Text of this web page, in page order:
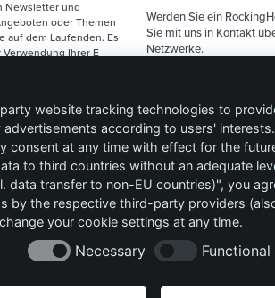
Newsletter und
oder Themen
auf dem Laufenden. Es
Ihrer E-
1-2 Newsletter im
E-Mail-Adresse wird
Werden Sie ein
Sie mit uns in Kontakt
Netzwerke.
widerrufen Vertrag kündigen DSA-
website tracking technologies to
according to users'
consent at any time with effect for the
to third countries without an adequate
data transfer to non-EU countries)", you
by the respective third-party providers
your cookie settings at any time.
Necessary Functional